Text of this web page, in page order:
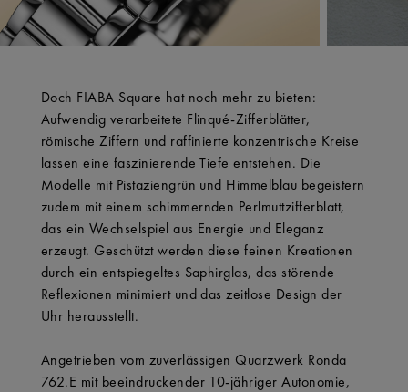
Doch FIABA Square hat noch mehr zu bieten:
Aufwendig verarbeitete Flinqué-Zifferblätter,
römische Ziffern und raffinierte konzentrische Kreise
lassen eine faszinierende Tiefe entstehen. Die
Modelle mit Pistaziengrün und Himmelblau begeistern
zudem mit einem schimmernden Perlmuttzifferblatt,
das ein Wechselspiel aus Energie und Eleganz
erzeugt. Geschützt werden diese feinen Kreationen
durch ein entspiegeltes Saphirglas, das störende
Reflexionen minimiert und das zeitlose Design der
Uhr herausstellt.
Angetrieben vom zuverlässigen Quarzwerk Ronda
762.E mit beeindruckender 10-jähriger Autonomie,